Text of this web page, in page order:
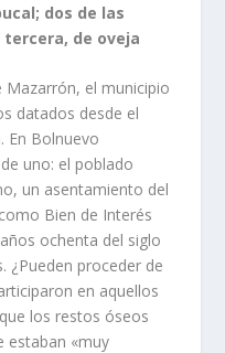
dos de las
de oveja
Mazarrón, el municipio
datados desde el
En Bolnuevo
uno: el poblado
un asentamiento del
Bien de Interés
ochenta del siglo
¿Pueden proceder de
en aquellos
los restos óseos
estaban «muy